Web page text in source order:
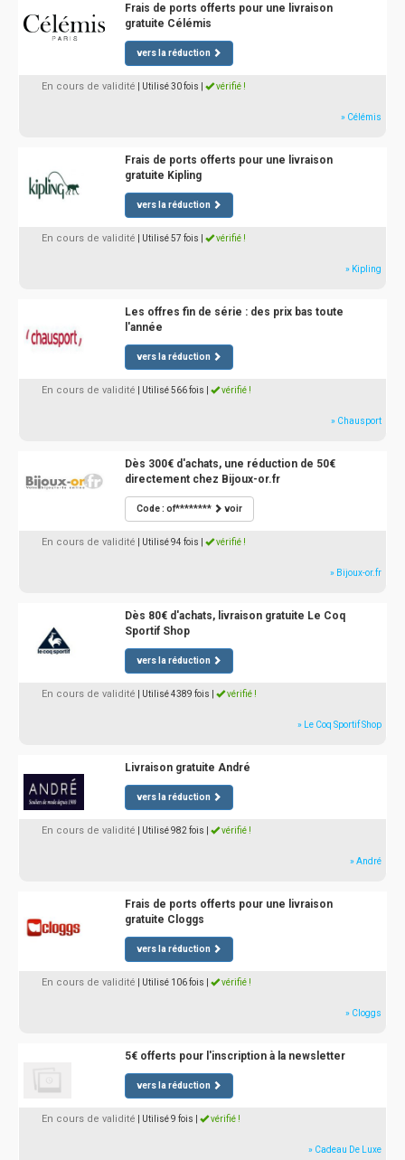
Frais de ports offerts pour une livraison
gratuite Célémis
vers la réduction
En cours de validité | Utilisé 30 fois vérifié !
» Célémis
Frais de ports offerts pour une livraison
gratuite Kipling
vers la réduction
En cours de validité | Utilisé 57 fois vérifié !
» Kipling
Les offres fin de série : des prix bas toute
l'année
vers la réduction
En cours de validité | Utilisé 566 fois vérifié !
» Chausport
Dès 300€ d'achats, une réduction de 50€
directement chez Bijoux-or.fr
Code : of******** voir
En cours de validité | Utilisé 94 fois vérifié !
» Bijoux-or.fr
Dès 80€ d'achats, livraison gratuite Le Coq
Sportif Shop
vers la réduction
En cours de validité | Utilisé 4389 fois vérifié !
» Le Coq Sportif Shop
Livraison gratuite André
vers la réduction
En cours de validité | Utilisé 982 fois vérifié !
» André
Frais de ports offerts pour une livraison
gratuite Cloggs
vers la réduction
En cours de validité | Utilisé 106 fois vérifié !
» Cloggs
5€ offerts pour l'inscription à la newsletter
vers la réduction
En cours de validité | Utilisé 9 fois vérifié !
» Cadeau De Luxe